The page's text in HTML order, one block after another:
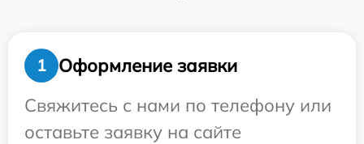
1
Оформление заявки
Свяжитесь с нами по телефону или
оставьте заявку на сайте